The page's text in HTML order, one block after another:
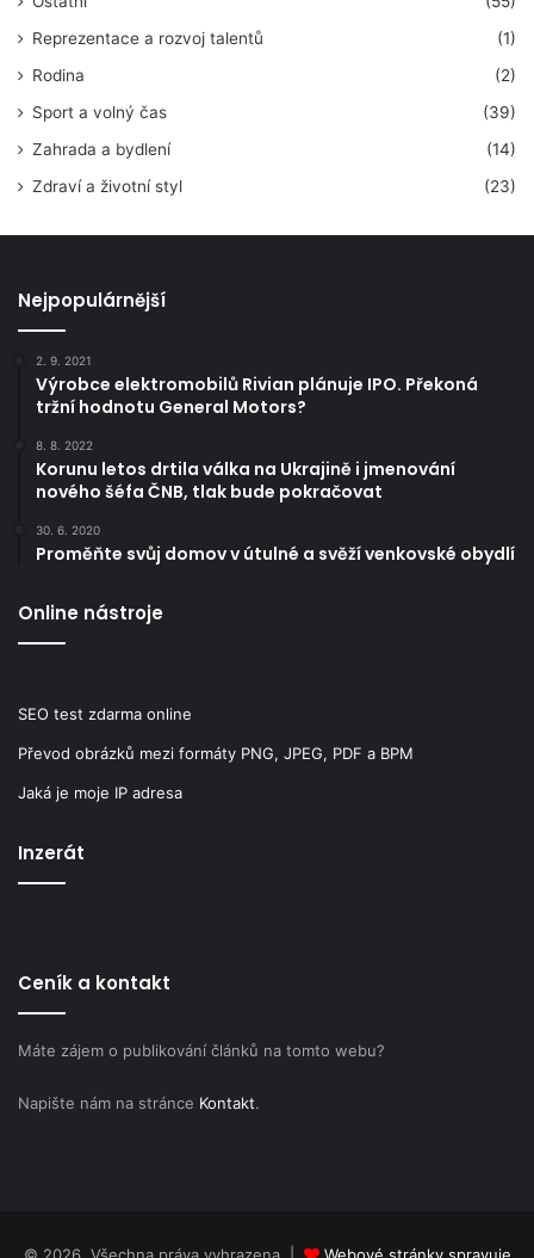
Reprezentace a rozvoj talentů
(1)
Rodina
(2)
Sport a volný čas
(39)
Zahrada a bydlení
(14)
Zdraví a životní styl
(23)
Nejpopulárnější
2. 9. 2021
Výrobce elektromobilů Rivian plánuje IPO. Překoná
tržní hodnotu General Motors?
8. 8. 2022
Korunu letos drtila válka na Ukrajině i jmenování
nového šéfa ČNB, tlak bude pokračovat
30. 6. 2020
Proměňte svůj domov v útulné a svěží venkovské obydlí
Online nástroje
SEO test zdarma online
Převod obrázků mezi formáty PNG, JPEG, PDF a BPM
Jaká je moje IP adresa
Inzerát
Ceník a kontakt
Máte zájem o publikování článků na tomto webu?
Napište nám na stránce Kontakt.
© 2026, Všechna práva vyhrazena | Webové stránky spravuje